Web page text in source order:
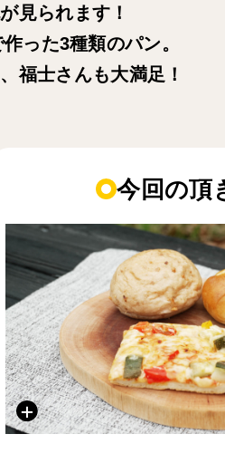
見られます！
った3種類のパン。
福士さんも大満足！
今回の頂